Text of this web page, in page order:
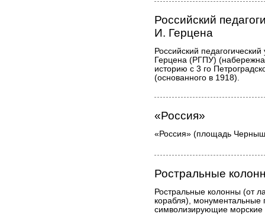
Российский
И. Герцена
Российский
Герцена (РГПУ)
историю с 3 го
(основанного в 1918).
«Россия»
«Россия» (площадь
Ростральные
Ростральные колонны (от
корабля), монументальные
символизирующие морские